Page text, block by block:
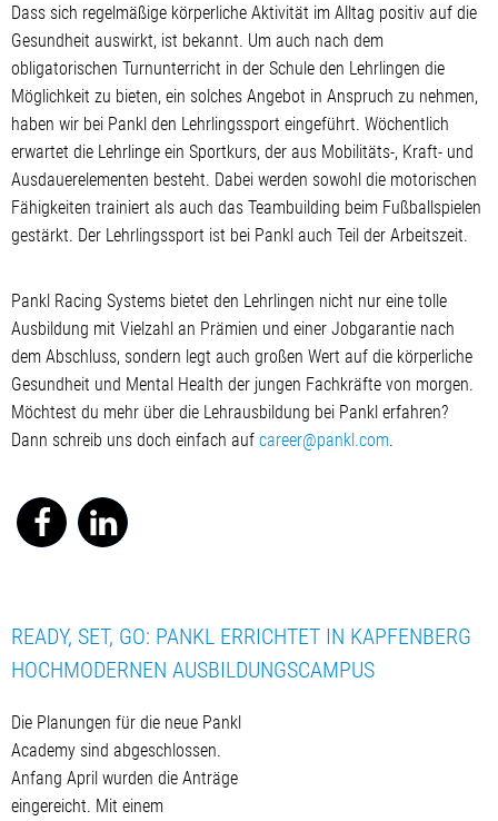
READY, SET, GO: PANKL ERRICHTET IN KAPFENBERG
HOCHMODERNEN AUSBILDUNGSCAMPUS
Die Planungen für die neue Pankl
Academy sind abgeschlossen.
Anfang April wurden die Anträge
eingereicht. Mit einem
Dass sich regelmäßige körperliche Aktivität im Alltag positiv auf die
Gesundheit auswirkt, ist bekannt. Um auch nach dem
obligatorischen Turnunterricht in der Schule den Lehrlingen die
Möglichkeit zu bieten, ein solches Angebot in Anspruch zu nehmen,
haben wir bei Pankl den Lehrlingssport eingeführt. Wöchentlich
erwartet die Lehrlinge ein Sportkurs, der aus Mobilitäts-, Kraft- und
Ausdauerelementen besteht. Dabei werden sowohl die motorischen
Fähigkeiten trainiert als auch das Teambuilding beim Fußballspielen
gestärkt. Der Lehrlingssport ist bei Pankl auch Teil der Arbeitszeit.
Pankl Racing Systems bietet den Lehrlingen nicht nur eine tolle
Ausbildung mit Vielzahl an Prämien und einer Jobgarantie nach
dem Abschluss, sondern legt auch großen Wert auf die körperliche
Gesundheit und Mental Health der jungen Fachkräfte von morgen.
Möchtest du mehr über die Lehrausbildung bei Pankl erfahren?
Dann schreib uns doch einfach auf career@pankl.com.